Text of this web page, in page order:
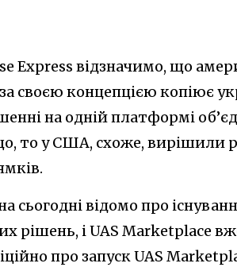
Express відзначимо, що
своєю концепцією копіює
на одній платформі
то у США, схоже, вирішили
сьогодні відомо про
рішень, і UAS Marketplace
про запуск UAS